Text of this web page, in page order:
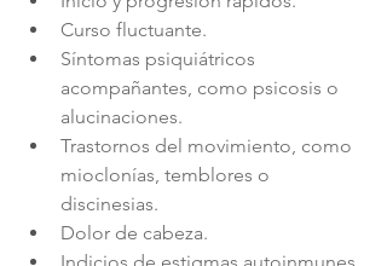
Curso fluctuante.
Síntomas psiquiátricos
acompañantes, como psicosis o
alucinaciones.
Trastornos del movimiento, como
mioclonías, temblores o
discinesias.
Dolor de cabeza.